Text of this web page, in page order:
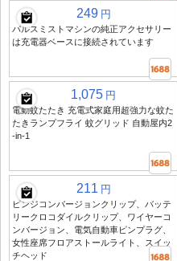
249 円
パルスミストマシンの純正アクセサリー
は充電器ベースに接続されています
1,075 円
電動蚊たたき 充電式家庭用超強力な蚊た
たきランプフライ 蚊グリッド 自動屋内2
-in-1
211 円
ピンジコンバージョンクリップ、バッテ
リークロコダイルクリップ、ワイヤーコ
ンバージョン、電気自動車ピンプラグ、
女性座席フロアストールライト、スイッ
チヘッド